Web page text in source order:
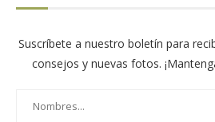
Suscríbete a nuestro boletín para
consejos y nuevas fotos.